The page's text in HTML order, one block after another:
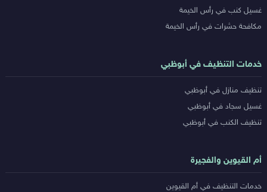
غسيل كنب في رأس الخيمة
مكافحة حشرات في رأس الخيمة
خدمات التنظيف في أبوظبي
تنظيف منازل في أبوظبي
غسيل سجاد في أبوظبي
تنظيف الكنب في أبوظبي
أم القيوين والفجيرة
خدمات التنظيف في أم القيوين